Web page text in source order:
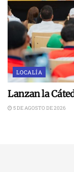
LOCALÍA
Lanzan la
5 DE AGOSTO DE 2026